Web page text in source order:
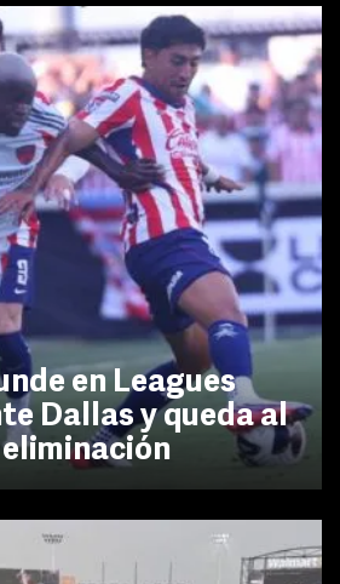
en Leagues
Dallas y queda al